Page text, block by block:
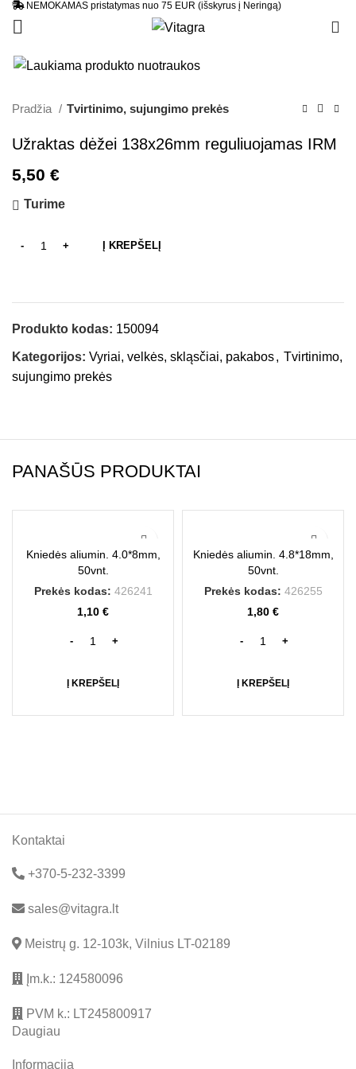
NEMOKAMAS pristatymas nuo 75 EUR (išskyrus į Neringą)
Pradžia Tvirtinimo, sujungimo prekės
Užraktas dėžei 138x26mm reguliuojamas IRM
5,50 €
Turime
Į KREPŠELĮ
Produkto kodas: 150094
Kategorijos: Vyriai, velkės, skląsčiai, pakabos, Tvirtinimo,
sujungimo prekės
PANAŠŪS PRODUKTAI
Kniedės aliumin. 4.0*8mm,
50vnt.
Prekės kodas: 426241
1,10 €
Į KREPŠELĮ
Kniedės aliumin. 4.8*18mm,
50vnt.
Prekės kodas: 426255
1,80 €
Į KREPŠELĮ
Kontaktai
+370-5-232-3399
sales@vitagra.lt
Meistrų g. 12-103k, Vilnius LT-02189
Įm.k.: 124580096
PVM k.: LT245800917
Daugiau
Informacija